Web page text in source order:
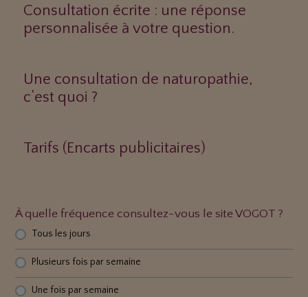
Consultation écrite : une réponse
personnalisée à votre question.
Une consultation de naturopathie,
c’est quoi ?
Tarifs (Encarts publicitaires)
À quelle fréquence consultez-vous le site VOGOT ?
Tous les jours
Plusieurs fois par semaine
Une fois par semaine